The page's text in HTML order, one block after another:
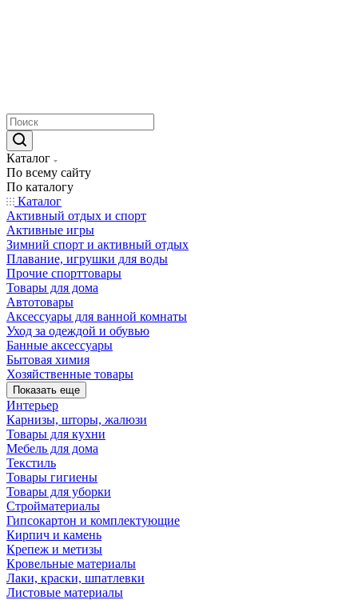
Каталог
По всему сайту
По каталогу
Каталог
Активный отдых и спорт
Активные игры
Зимний спорт и активный отдых
Плавание, игрушки для воды
Прочие спорттовары
Товары для дома
Автотовары
Аксессуары для ванной комнаты
Уход за одеждой и обувью
Банные аксессуары
Бытовая химия
Хозяйственные товары
Показать еще
Интерьер
Карнизы, шторы, жалюзи
Товары для кухни
Мебель для дома
Текстиль
Товары гигиены
Товары для уборки
Стройматериалы
Гипсокартон и комплектующие
Кирпич и камень
Крепеж и метизы
Кровельные материалы
Лаки, краски, шпатлевки
Листовые материалы